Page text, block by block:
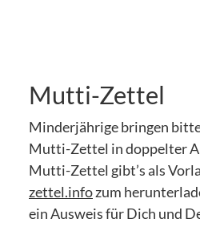
Mutti-Zettel
Minderjährige bringen
Mutti-Zettel in doppelter
Mutti-Zettel gibt’s als
zettel.infozum
ein Ausweis für Dich und